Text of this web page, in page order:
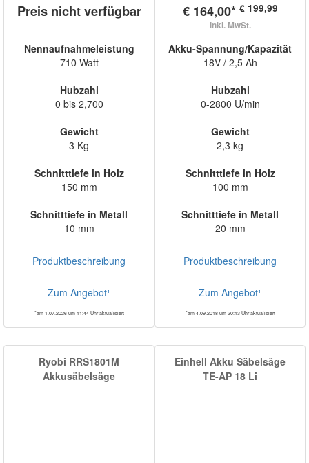
Preis nicht verfügbar
Nennaufnahmeleistung
710 Watt
Hubzahl
0 bis 2,700
Gewicht
3 Kg
Schnitttiefe in Holz
150 mm
Schnitttiefe in Metall
10 mm
Produktbeschreibung
Zum Angebot¹
*am 1.07.2026 um 11:44 Uhr aktualisiert
€ 164,00* € 199,99
inkl. MwSt.
Akku-Spannung/Kapazität
18V / 2,5 Ah
Hubzahl
0-2800 U/min
Gewicht
2,3 kg
Schnitttiefe in Holz
100 mm
Schnitttiefe in Metall
20 mm
Produktbeschreibung
Zum Angebot¹
*am 4.09.2018 um 20:13 Uhr aktualisiert
Ryobi RRS1801M
Akkusäbelsäge
Einhell Akku Säbelsäge
TE-AP 18 Li